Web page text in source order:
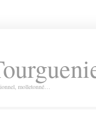
molletonné…